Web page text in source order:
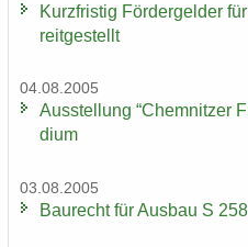
Kurz­fris­tig För­der­gel­der
reit­ge­stellt
04.08.2005
Aus­stel­lung “Chem­nit­zer
di­um
03.08.2005
Bau­recht für Aus­bau S